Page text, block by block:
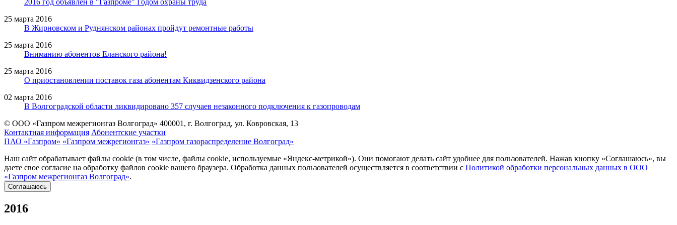
25 марта 2016
В Жирновском и Руднянском районах пройдут ремонтные работы
25 марта 2016
Вниманию абонентов Еланского района!
25 марта 2016
О приостановлении поставок газа абонентам Киквидзенского района
02 марта 2016
В Волгоградской области ликвидировано 357 случаев незаконного подключения к газопроводам
© ООО «Газпром межрегионгаз Волгоград» 400001, г. Волгоград, ул. Ковровская, 13
Контактная информация Абонентские участки
ПАО «Газпром» «Газпром межрегионгаз» «Газпром газораспределение Волгоград»
Наш сайт обрабатывает файлы cookie (в том числе, файлы cookie, используемые «Яндекс-метрикой»). Они помогают делать сайт удобнее для пользователей. Нажав кнопку «Соглашаюсь», вы
даете свое согласие на обработку файлов cookie вашего браузера. Обработка данных пользователей осуществляется в соответствии с Политикой обработки персональных данных в ООО
«Газпром межрегионгаз Волгоград».
Соглашаюсь
2016